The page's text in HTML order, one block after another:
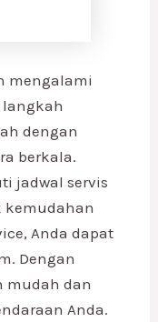
mengalami
langkah
dengan
berkala.
jadwal servis
kemudahan
Anda dapat
Dengan
mudah dan
Anda.